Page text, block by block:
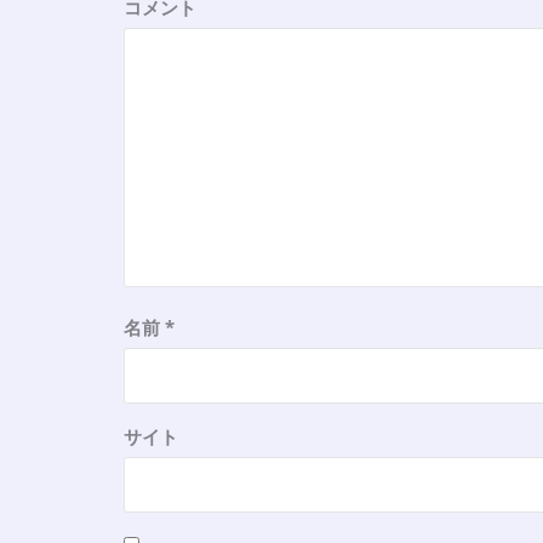
ョ
コメント
名前 *
サイト